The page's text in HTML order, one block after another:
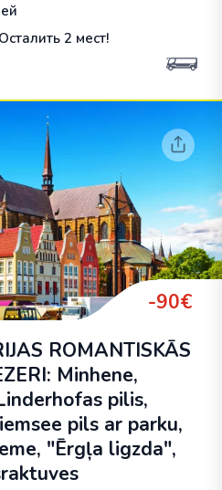
Осталить 2 мест!
-90€
ROMANTISKĀS
Minhene,
pilis,
pils ar parku,
"Ērgļa ligzda",